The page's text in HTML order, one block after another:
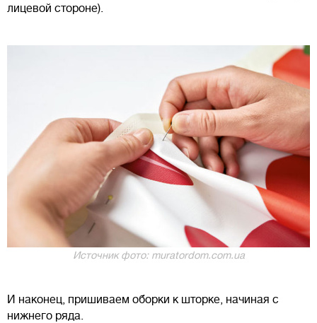
лицевой стороне).
Источник фото: muratordom.com.ua
И наконец, пришиваем оборки к шторке, начиная с
нижнего ряда.